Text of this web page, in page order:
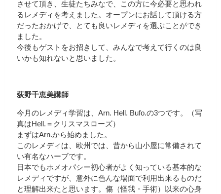
させて頂き、生徒たちみなで、この方に今必要と思われ
るレメディを考えました。オープンにお話して頂ける方
だったおかげで、とても良いレメディを選ぶことができ
ました。
今後もゲストをお招きして、みんなで考えて行くのは良
いかも知れないと思いました。
荻野千恵美講師
今月のレメディ学習は、Arn. Hell. Bufo.の3つです。（写
真はHell.＝クリスマスローズ）
まずはArn.から始めました。
このレメディは、欧州では、昔から山小屋に常備されて
い有名なハーブです。
日本でもホメオパシー初心者がよく知っている基本的な
レメディですが、意外に色んな場面で利用出来るものだ
と理解出来たと思います。傷（怪我・手術）以来の心身